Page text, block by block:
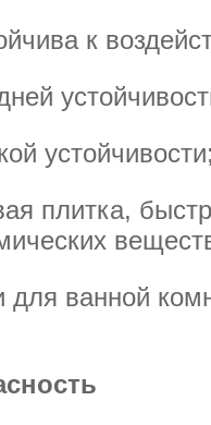
к
устойчивости;
плитка,
для ванной